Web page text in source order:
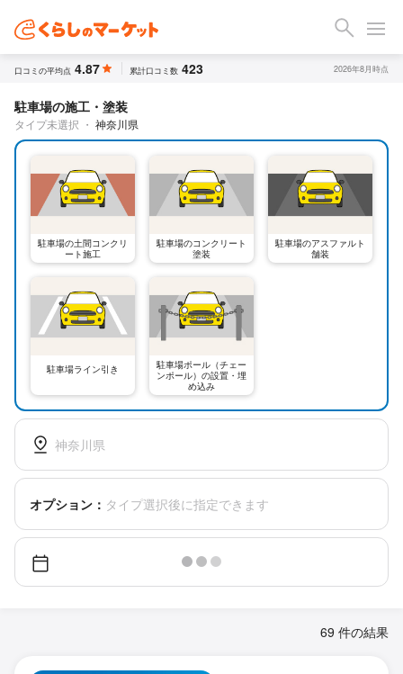
口コミの平均点 4.87 累計口コミ数 423 2026年8月時点
駐車場の施工・塗装
タイプ未選択 ・ 神奈川県
駐車場の土間コンクリ
ート施工
駐車場のコンクリート
塗装
駐車場のアスファルト
舗装
駐車場ライン引き
駐車場ポール（チェー
ンポール）の設置・埋
め込み
神奈川県
オプション： タイプ選択後に指定できます
69 件の結果